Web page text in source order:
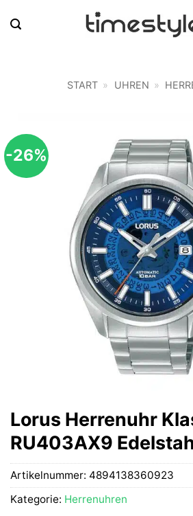
Inhalt
START » UHREN »
-26%
Lorus Herrenuhr
RU403AX9
Artikelnummer: 4894138360923
Kategorie: Herrenuhren